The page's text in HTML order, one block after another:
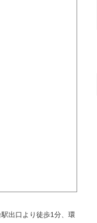
出口より徒歩1分、環